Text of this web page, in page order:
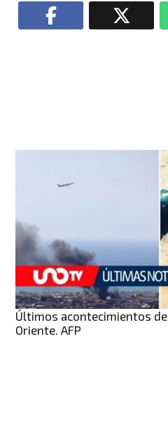
Últimos acontecimientos
Oriente. AFP